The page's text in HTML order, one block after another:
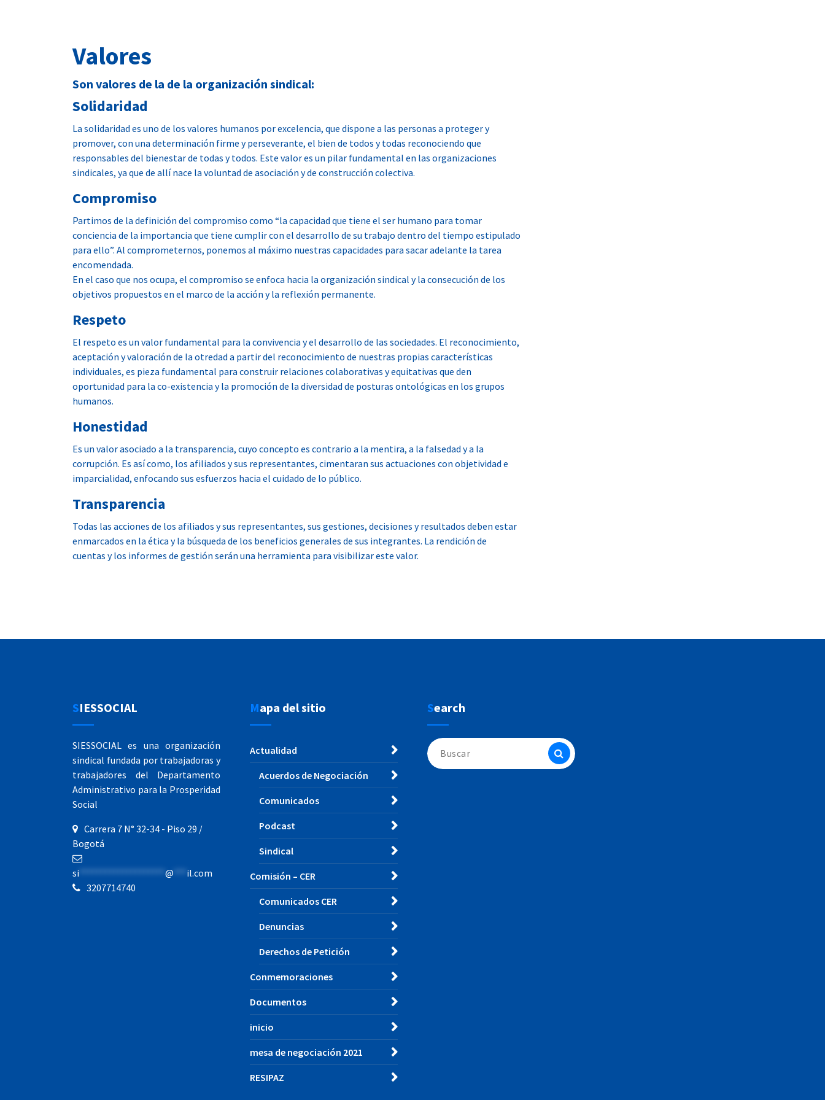
Valores
Son valores de la de la organización sindical:
Solidaridad
La solidaridad es uno de los valores humanos por excelencia, que dispone a las personas a proteger y
promover, con una determinación firme y perseverante, el bien de todos y todas reconociendo que
responsables del bienestar de todas y todos. Este valor es un pilar fundamental en las organizaciones
sindicales, ya que de allí nace la voluntad de asociación y de construcción colectiva.
Compromiso
Partimos de la definición del compromiso como “la capacidad que tiene el ser humano para tomar
conciencia de la importancia que tiene cumplir con el desarrollo de su trabajo dentro del tiempo estipulado
para ello”. Al comprometernos, ponemos al máximo nuestras capacidades para sacar adelante la tarea
encomendada.
En el caso que nos ocupa, el compromiso se enfoca hacia la organización sindical y la consecución de los
objetivos propuestos en el marco de la acción y la reflexión permanente.
Respeto
El respeto es un valor fundamental para la convivencia y el desarrollo de las sociedades. El reconocimiento,
aceptación y valoración de la otredad a partir del reconocimiento de nuestras propias características
individuales, es pieza fundamental para construir relaciones colaborativas y equitativas que den
oportunidad para la co-existencia y la promoción de la diversidad de posturas ontológicas en los grupos
humanos.
Honestidad
Es un valor asociado a la transparencia, cuyo concepto es contrario a la mentira, a la falsedad y a la
corrupción. Es así como, los afiliados y sus representantes, cimentaran sus actuaciones con objetividad e
imparcialidad, enfocando sus esfuerzos hacia el cuidado de lo público.
Transparencia
Todas las acciones de los afiliados y sus representantes, sus gestiones, decisiones y resultados deben estar
enmarcados en la ética y la búsqueda de los beneficios generales de sus integrantes. La rendición de
cuentas y los informes de gestión serán una herramienta para visibilizar este valor.
SIESSOCIAL
SIESSOCIAL es una organización
sindical fundada por trabajadoras y
trabajadores del Departamento
Administrativo para la Prosperidad
Social
Carrera 7 N° 32-34 - Piso 29 /
Bogotá
si @
il.com
3207714740
Mapa del sitio
Actualidad
Acuerdos de Negociación
Comunicados
Podcast
Sindical
Comisión – CER
Comunicados CER
Denuncias
Derechos de Petición
Conmemoraciones
Documentos
inicio
mesa de negociación 2021
RESIPAZ
Search
Buscar: